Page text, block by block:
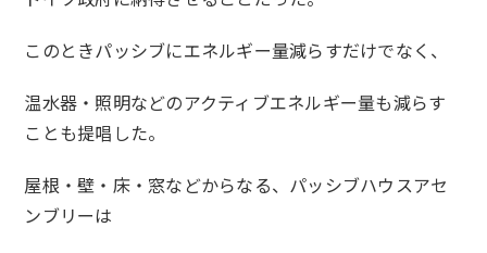
このときパッシブにエネルギー量減らすだけでなく、
温水器・照明などのアクティブエネルギー量も減らす
ことも提唱した。
屋根・壁・床・窓などからなる、パッシブハウスアセ
ンブリーは